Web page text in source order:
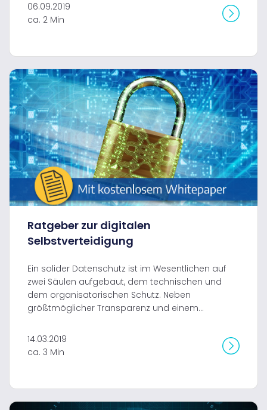
06.09.2019
ca. 2 Min
Ratgeber zur digitalen
Selbstverteidigung
Ein solider Datenschutz ist im Wesentlichen auf
zwei Säulen aufgebaut, dem technischen und
dem organisatorischen Schutz. Neben
größtmöglicher Transparenz und einem...
14.03.2019
ca. 3 Min